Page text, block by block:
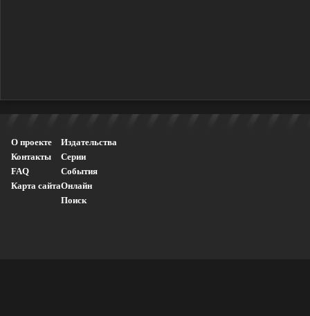
О проекте
Контакты
FAQ
Карта сайта
Издательства
Серии
События
Онлайн
Поиск